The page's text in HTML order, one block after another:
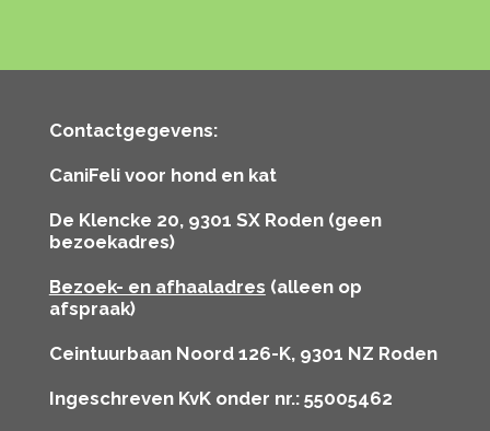
Contactgegevens:
CaniFeli voor hond en kat
De Klencke 20, 9301 SX Roden (geen
bezoekadres)
Bezoek- en afhaaladres (alleen op
afspraak)
Ceintuurbaan Noord 126-K, 9301 NZ Roden
Ingeschreven KvK onder nr.: 55005462